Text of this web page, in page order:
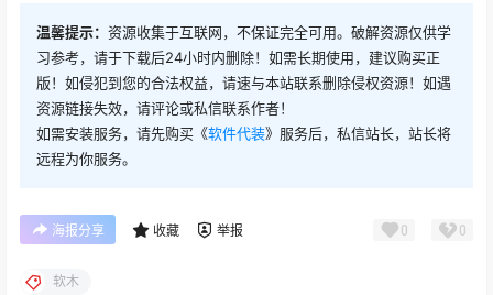
温馨提示： 资源收集于互联网，不保证完全可用。破解资源仅供学
习参考，请于下载后24小时内删除！如需长期使用，建议购买正
版！如侵犯到您的合法权益，请速与本站联系删除侵权资源！如遇
资源链接失效，请评论或私信联系作者！
如需安装服务，请先购买《软件代装》服务后，私信站长，站长将
远程为你服务。
海报分享 收藏 举报 0 0
软木